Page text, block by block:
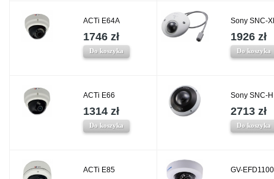
ACTi E64A
1746 zł
Do koszyka
Sony SNC-
1926 zł
Do koszyka
ACTi E66
1314 zł
Do koszyka
Sony SNC-
2713 zł
Do koszyka
ACTi E85 GV-